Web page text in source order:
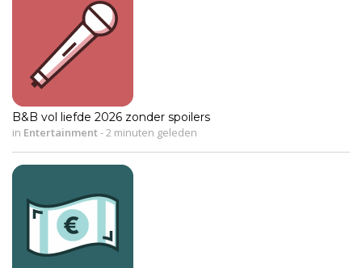
B&B vol liefde 2026 zonder spoilers
in Entertainment-2 minuten geleden